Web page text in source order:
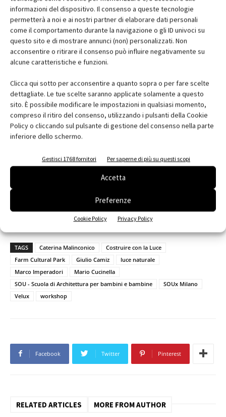
informazioni del dispositivo. Il consenso a queste tecnologie
permetterà a noi e ai nostri partner di elaborare dati personali
come il comportamento durante la navigazione o gli ID univoci su
questo sito e di mostrare annunci (non) personalizzati. Non
acconsentire o ritirare il consenso può influire negativamente su
alcune caratteristiche e funzioni.
Clicca qui sotto per acconsentire a quanto sopra o per fare scelte
dettagliate. Le tue scelte saranno applicate solamente a questo
sito. È possibile modificare le impostazioni in qualsiasi momento,
compreso il ritiro del consenso, utilizzando i pulsanti della Cookie
Policy o cliccando sul pulsante di gestione del consenso nella parte
inferiore dello schermo.
Gestisci 1768 fornitori Per saperne di più su questi scopi
Accetta
Preferenze
Cookie Policy Privacy Policy
A condurre i lavori Marco Imperadori, Ordinario del Politecnico di
Milano - affiancato per l’occasione da un team di studenti - che ha
dichiarato:“È stato un vero piacere lavorare con i bimbi di SOUx
Milano. L’infanzia è un periodo molto importante nella vita delle
persone e i nostri bimbi hanno bisogno di spazi luminosi e
Costruire con la Luce è stato patrocinato dall’Ordine degli
Architetti P.P.C. della Provincia di Milano e del Politecnico di
Milano. All’organizzazione del workshop hanno contribuito in
qualità di Sponsor Tecnici: D-segno, Faber-Castell Italia, Level
Guarda il video racconto del workshop
Luce
TAGS Caterina Malinconico
Costruire con la Luce
Farm Cultural Park
Giulio Camiz
luce naturale
Marco Imperadori
Mario Cucinella
SOU - Scuola di Architettura per bambini e bambine
SOUx Milano
Velux
workshop
Facebook Twitter Pinterest
RELATED ARTICLES MORE FROM AUTHOR